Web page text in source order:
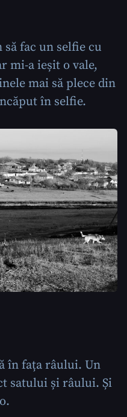
fac un selfie cu
mi-a ieșit o vale,
mai să plece din
în selfie.
în fața râului. Un
satului și râului. Și